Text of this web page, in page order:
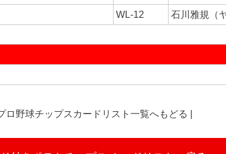
WL-12 石川雅規（
ロ野球チップスカードリスト一覧へもどる